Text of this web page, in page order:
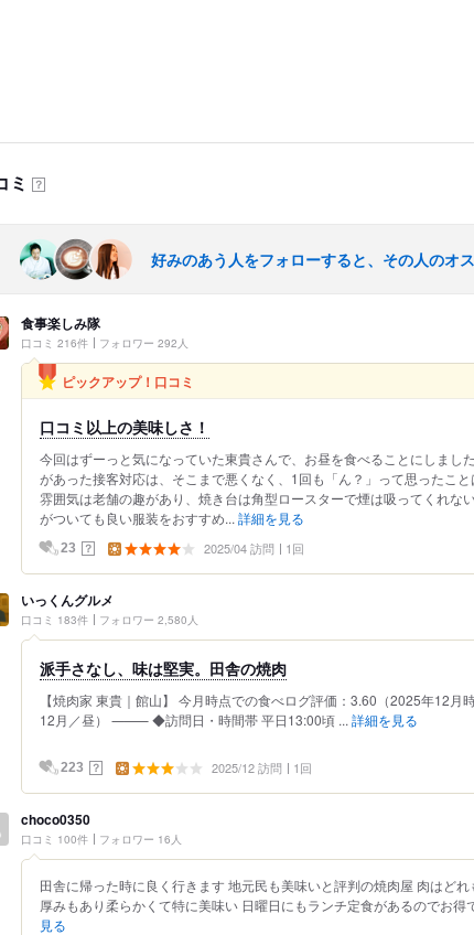
ミ ？
好みのあう人をフォローすると、その人のオ
食事楽しみ隊
口コミ 216件 フォロワー 292人
ピックアップ！口コミ
口コミ以上の美味しさ！
今回はずーっと気になっていた東貴さんで、お昼を食べることにしまし
があった接客対応は、そこまで悪くなく、1回も「ん？」って思ったこと
雰囲気は老舗の趣があり、焼き台は角型ロースターで煙は吸ってくれな
がついても良い服装をおすすめ... 詳細を見る
23 ？ 2025/04 訪問 1回
いっくんグルメ
口コミ 183件 フォロワー 2,580人
派手さなし、味は堅実。田舎の焼肉
【焼肉家 東貴｜館山】 今月時点での食べログ評価：3.60（2025年12月
12月／昼） ⸻ ◆訪問日・時間帯 平日13:00頃 ... 詳細を見る
223 ？ 2025/12 訪問 1回
choco0350
口コミ 100件 フォロワー 16人
田舎に帰った時に良く行きます 地元民も美味いと評判の焼肉屋 肉はど
厚みもあり柔らかくて特に美味い 日曜日にもランチ定食があるのでお得
見る